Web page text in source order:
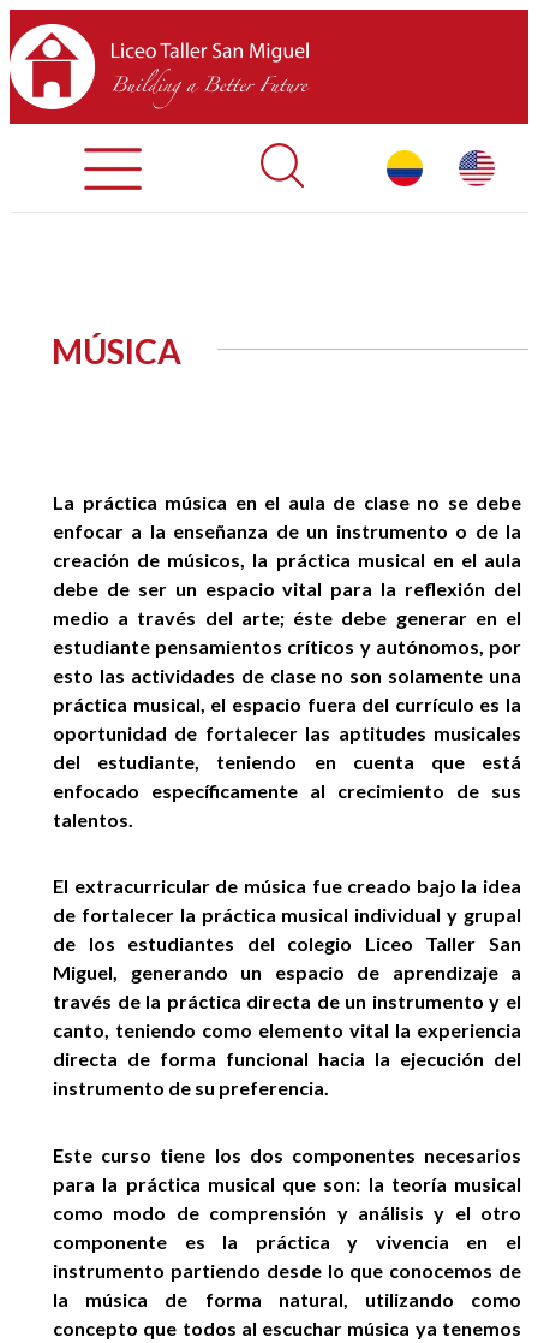
EQUIPO
EGRESADOS
MÚSICA
La práctica música en el aula de clase no se debe
enfocar a la enseñanza de un instrumento o de la
creación de músicos, la práctica musical en el aula
debe de ser un espacio vital para la reflexión del
medio a través del arte; éste debe generar en el
estudiante pensamientos críticos y autónomos, por
esto las actividades de clase no son solamente una
práctica musical, el espacio fuera del currículo es la
oportunidad de fortalecer las aptitudes musicales
del estudiante, teniendo en cuenta que está
enfocado específicamente al crecimiento de sus
talentos.
El extracurricular de música fue creado bajo la idea
de fortalecer la práctica musical individual y grupal
de los estudiantes del colegio Liceo Taller San
Miguel, generando un espacio de aprendizaje a
través de la práctica directa de un instrumento y el
canto, teniendo como elemento vital la experiencia
directa de forma funcional hacia la ejecución del
instrumento de su preferencia.
Este curso tiene los dos componentes necesarios
para la práctica musical que son: la teoría musical
como modo de comprensión y análisis y el otro
componente es la práctica y vivencia en el
instrumento partiendo desde lo que conocemos de
la música de forma natural, utilizando como
concepto que todos al escuchar música ya tenemos